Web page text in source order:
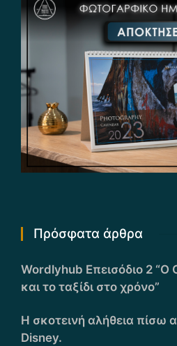
Πρόσφατα άρθρα
Wordlyhub Επεισόδιο 2 “Ο
και το ταξίδι στο χρόνο”
Η σκοτεινή αλήθεια πίσω
Disney.